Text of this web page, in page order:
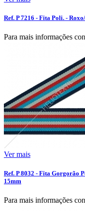
Ref. P 7216 - Fita Poli. -
Para mais informações
Ver mais
Ref. P 8032 - Fita Gorgorão
15mm
Para mais informações